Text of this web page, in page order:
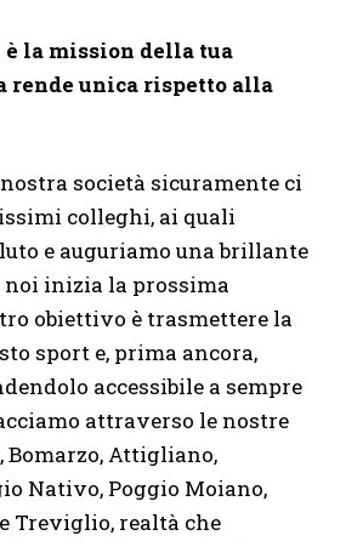
è la mission della tua
rende unica rispetto alla
società sicuramente ci
colleghi, ai quali
e auguriamo una brillante
noi inizia la prossima
obiettivo è trasmettere la
sport e, prima ancora,
accessibile a sempre
attraverso le nostre
Bomarzo, Attigliano,
Nativo, Poggio Moiano,
Treviglio, realtà che